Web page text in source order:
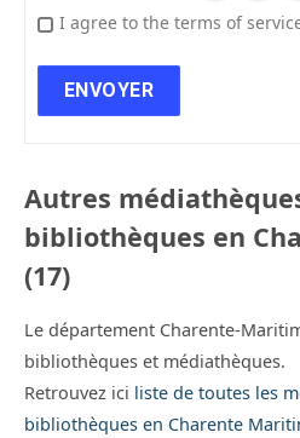
I agree to the terms of
Autres
bibliothèques en
(17)
Le département Charente-
bibliothèques et médiathèques.
Retrouvez ici liste de toutes les
bibliothèques en Charente